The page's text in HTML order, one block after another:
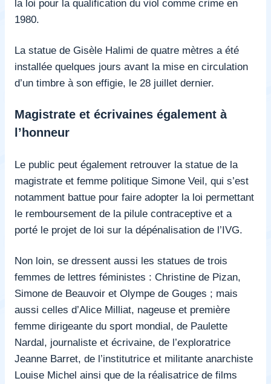
la loi pour la qualification du viol comme crime en
1980.
La statue de Gisèle Halimi de quatre mètres a été
installée quelques jours avant la mise en circulation
d’un timbre à son effigie, le 28 juillet dernier.
Magistrate et écrivaines également à
l’honneur
Le public peut également retrouver la statue de la
magistrate et femme politique Simone Veil, qui s’est
notamment battue pour faire adopter la loi permettant
le remboursement de la pilule contraceptive et a
porté le projet de loi sur la dépénalisation de l’IVG.
Non loin, se dressent aussi les statues de trois
femmes de lettres féministes : Christine de Pizan,
Simone de Beauvoir et Olympe de Gouges ; mais
aussi celles d’Alice Milliat, nageuse et première
femme dirigeante du sport mondial, de Paulette
Nardal, journaliste et écrivaine, de l’exploratrice
Jeanne Barret, de l’institutrice et militante anarchiste
Louise Michel ainsi que de la réalisatrice de films